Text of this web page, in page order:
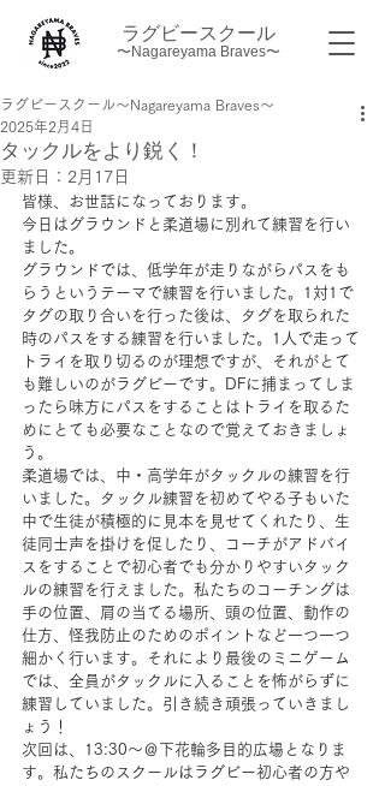
ラグビースクール
〜Nagareyama Braves〜
タックルをより鋭く！
ラグビースクール～Nagareyama Braves～
2025年2月4日
更新日： 2月17日
皆様、お世話になっております。
今日はグラウンドと柔道場に別れて練習を行い
ました。
グラウンドでは、低学年が走りながらパスをも
らうというテーマで練習を行いました。1対1で
タグの取り合いを行った後は、タグを取られた
時のパスをする練習を行いました。1人で走って
トライを取り切るのが理想ですが、それがとて
も難しいのがラグビーです。DFに捕まってしま
ったら味方にパスをすることはトライを取るた
めにとても必要なことなので覚えておきましょ
う。
柔道場では、中・高学年がタックルの練習を行
いました。タックル練習を初めてやる子もいた
中で生徒が積極的に見本を見せてくれたり、生
徒同士声を掛けを促したり、コーチがアドバイ
スをすることで初心者でも分かりやすいタック
ルの練習を行えました。私たちのコーチングは
手の位置、肩の当てる場所、頭の位置、動作の
仕方、怪我防止のためのポイントなど一つ一つ
細かく行います。それにより最後のミニゲーム
では、全員がタックルに入ることを怖がらずに
練習していました。引き続き頑張っていきまし
ょう！
次回は、13:30～＠下花輪多目的広場となりま
す。私たちのスクールはラグビー初心者の方や